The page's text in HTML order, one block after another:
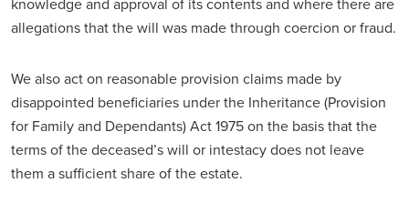
allegations that the will was made through coercion or fraud.
We also act on reasonable provision claims made by
disappointed beneficiaries under the Inheritance (Provision
for Family and Dependants) Act 1975 on the basis that the
terms of the deceased’s will or intestacy does not leave
them a sufficient share of the estate.